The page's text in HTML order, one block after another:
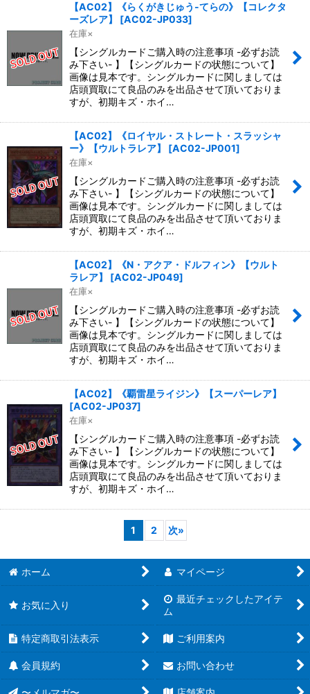
【AC02】《らくがきじゅう-てらの》【コレクタ
ーズレア】
[AC02-JP033]
在庫×
【シングルカードご購入時の注意事項 -必ずお読
み下さい- 】【シングルカードの状態について】
画像は見本です。シングルカードに関しましては
店頭買取にて良品のみを出品させて頂いておりま
すが、初期キズ・ホイ…
【AC02】《ロイヤル・ストレート・スラッシャ
ー》【ウルトラレア】
[AC02-JP001]
在庫×
【シングルカードご購入時の注意事項 -必ずお読
み下さい- 】【シングルカードの状態について】
画像は見本です。シングルカードに関しましては
店頭買取にて良品のみを出品させて頂いておりま
すが、初期キズ・ホイ…
【AC02】《N・アクア・ドルフィン》【ウルト
ラレア】
[AC02-JP049]
在庫×
【シングルカードご購入時の注意事項 -必ずお読
み下さい- 】【シングルカードの状態について】
画像は見本です。シングルカードに関しましては
店頭買取にて良品のみを出品させて頂いておりま
すが、初期キズ・ホイ…
【AC02】《覇雷星ライジン》【スーパーレア】
[AC02-JP037]
在庫×
【シングルカードご購入時の注意事項 -必ずお読
み下さい- 】【シングルカードの状態について】
画像は見本です。シングルカードに関しましては
店頭買取にて良品のみを出品させて頂いておりま
すが、初期キズ・ホイ…
1 2 次»
ホーム マイページ
お気に入り
最近チェックしたアイテ
ム
特定商取引法表示 ご利用案内
会員規約 お問い合わせ